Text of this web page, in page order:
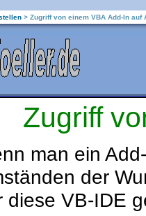
> Zugriff von einem VBA Add-In auf
Zugriff
man ein
der
diese VB-IDE